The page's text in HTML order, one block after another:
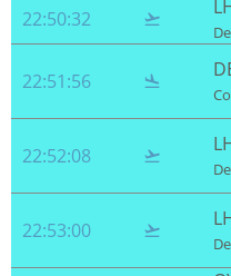
22:50:32 
22:51:56 
22:52:08 
22:53:00 